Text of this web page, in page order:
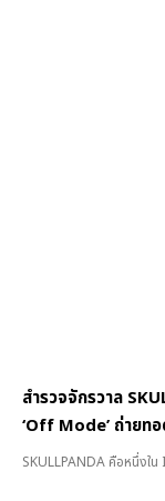
สำรวจจักรวาล
‘Off Mode’ ถ่ายท
SKULLPANDA คือหนึ่งใน